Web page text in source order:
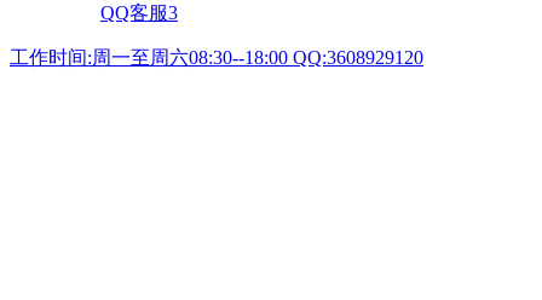
QQ客服3
工作时间:周一至周六08:30--18:00 QQ:3608929120